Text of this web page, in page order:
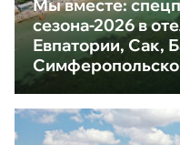
Мы вместе:
сезона-2026 в
Евпатории, Сак,